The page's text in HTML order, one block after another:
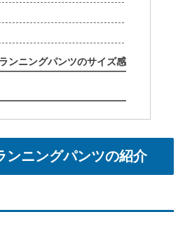
ンニングパンツのサイズ感
ンニングパンツの紹介